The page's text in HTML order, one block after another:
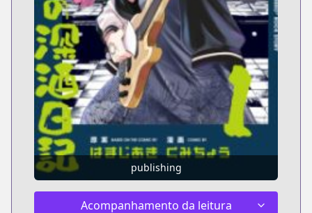
publishing
Acompanhamento da leitura